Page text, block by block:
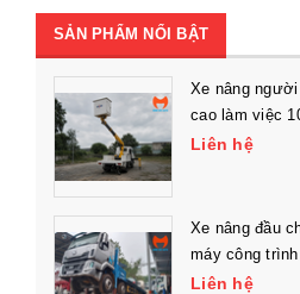
SẢN PHẨM NỔI BẬT
Xe nâng
cao làm việc
Liên hệ
Xe nâng đầu
máy công trình
Liên hệ